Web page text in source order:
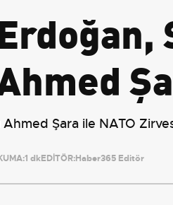
Şara ile NATO
1 dkEDİTÖR:Haber365 Editör